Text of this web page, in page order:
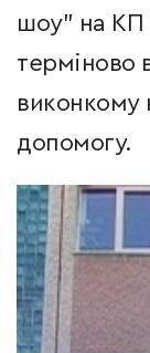
шоу" на КП
терміново
виконкому
допомогу.